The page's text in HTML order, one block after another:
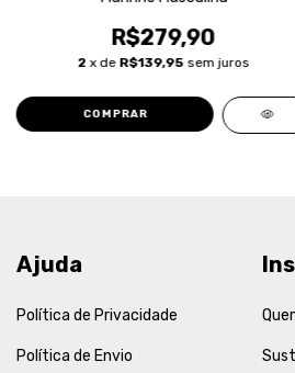
R$279,90
2 x de R$139,95 sem juros
COMPRAR
Ajuda
Política de Privacidade
Política de Envio